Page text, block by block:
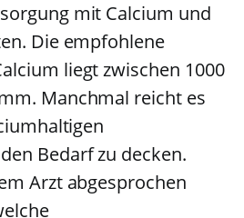
mit Calcium und
Die empfohlene
liegt zwischen 1000
Manchmal reicht es
Bedarf zu decken.
Arzt abgesprochen